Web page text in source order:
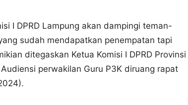
I DPRD Lampung akan dampingi teman-
sudah mendapatkan penempatan tapi
ditegaskan Ketua Komisi I DPRD Provinsi
perwakilan Guru P3K diruang rapat